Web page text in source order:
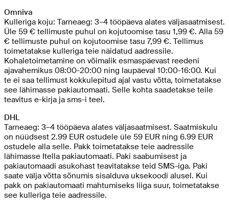
Omniva
Kulleriga koju: Tarneaeg: 3–4 tööpäeva alates väljasaatmisest.
Üle 59 € tellimuste puhul on kojutoomise tasu 1,99 €. Alla 59
€ tellimuste puhul on kojutoomise tasu 7,99 €. Tellimus
toimetatakse kulleriga teie näidatud aadressile.
Kohaletoimetamine on võimalik esmaspäevast reedeni
ajavahemikus 08:00-20:00 ning laupäeval 10:00-16:00. Kui
te ei saa tellimust kokkulepitud ajal vastu võtta, toimetatakse
see lähimasse pakiautomaati. Selle kohta saadetakse teile
teavitus e-kirja ja sms-i teel.
DHL
Tarneaeg: 3–4 tööpäeva alates väljasaatmisest. Saatmiskulu
on nüüdsest 2.99 EUR ostudele üle 59 EUR ning 6.99 EUR
ostudele alla selle. Pakk toimetatakse teie aadressile
lähimasse Itella pakiautomaati. Paki saabumisest ja
pakiautomaadi asukohast teavitatakse teid SMS-iga. Paki
saate välja võtta sõnumis sisalduva uksekoodi alusel. Kui
pakk on pakiautomaati mahtumiseks liiga suur, toimetatakse
see kulleriga teie aadressile.